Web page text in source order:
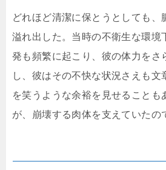
どれほど清潔に保とうとしても、
溢れ出した。当時の不衛生な環境
発も頻繁に起こり、彼の体力をさ
し、彼はその不快な状況さえも文
を笑うような余裕を見せることも
が、崩壊する肉体を支えていたの